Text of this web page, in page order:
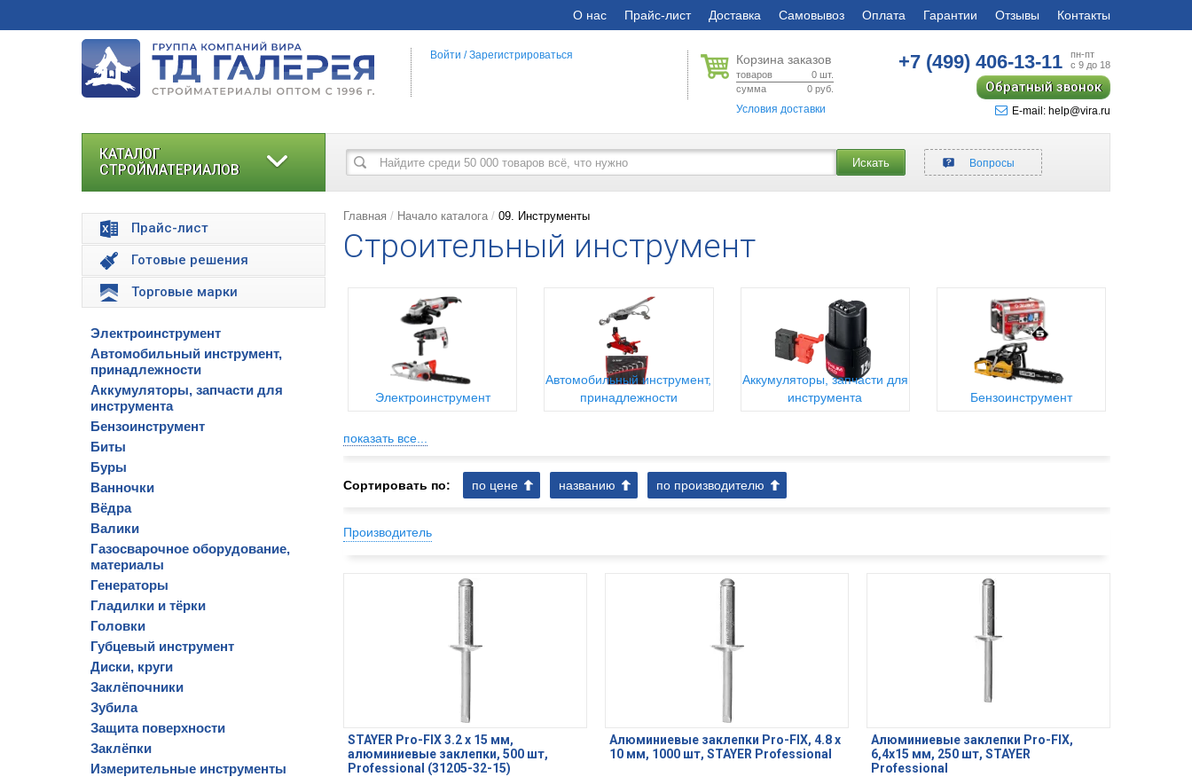
О нас Прайс-лист Доставка Самовывоз Оплата Гарантии Отзывы Контакты
Корзина заказов
товаров 0 шт.
сумма
0 руб.
Условия доставки
+7 (499)406-13-11
пн-пт
с 9 до 18
Обратный звонок
E-mail: help@vira.ru
Войти /Зарегистрироваться
КАТАЛОГ
СТРОЙМАТЕРИАЛОВ
Прайс-лист
Готовые решения
Торговые марки
Электроинструмент
Автомобильный инструмент,
принадлежности
Аккумуляторы, запчасти для
инструмента
Бензоинструмент
Биты
Буры
Ванночки
Вёдра
Валики
Газосварочное оборудование,
материалы
Генераторы
Гладилки и тёрки
Головки
Губцевый инструмент
Диски, круги
Заклёпочники
Зубила
Защита поверхности
Заклёпки
Измерительные инструменты
Искать Вопросы
Главная Начало каталога 09. Инструменты
Строительный инструмент
Электроинструмент
Автомобильный инструмент,
принадлежности
Аккумуляторы, запчасти для
инструмента
Бензоинструмент
показать все...
Сортировать по: по цене названию по производителю
Производитель
STAYER Pro-FIX 3.2 х 15 мм,
алюминиевые заклепки, 500 шт,
Professional (31205-32-15)
Алюминиевые заклепки Pro-FIX, 4.8 х
10 мм, 1000 шт, STAYER Professional
Алюминиевые заклепки Pro-FIX,
6,4x15 мм, 250 шт, STAYER
Professional